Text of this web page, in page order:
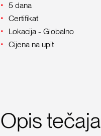
5 dana
Certifikat
Lokacija - Globalno
Cijena na upit
Opis tečaja